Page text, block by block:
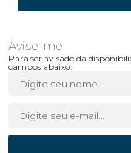
Para ser avisado da
campos abaixo.